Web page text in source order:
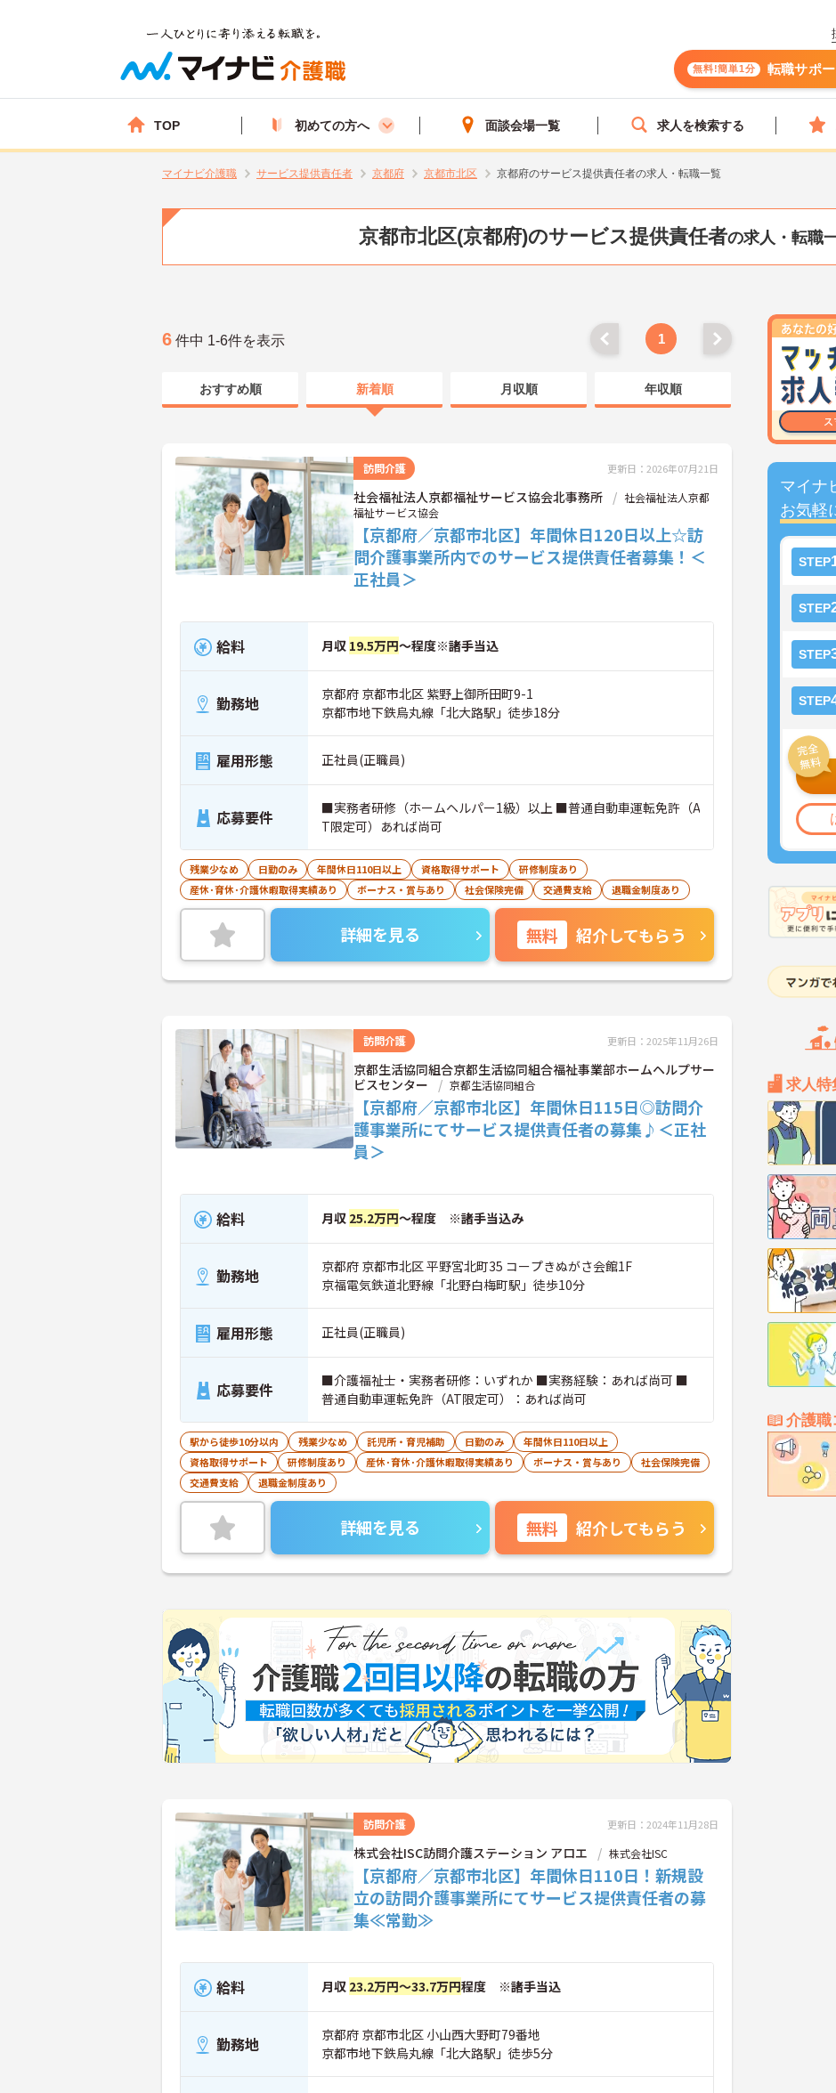
無料!簡単1分 転職サポ
TOP 初めての方へ 面談会場一覧 求人を検索する
マイナビ介護職 サービス提供責任者 京都府 京都市北区 京都府のサービス提供責任者の求人・転職一覧
京都市北区(京都府)のサービス提供責任者の求人・転職
マイナ
お気軽
STEP
STEP
STEP
STEP
求人特
介護職
6 件中 1-6件を表示 1
おすすめ順 新着順 月収順 年収順
訪問介護 更新日：2026年07月21日
社会福祉法人京都福祉サービス協会北事務所
社会福祉法人京都
福祉サービス協会
【京都府／京都市北区】年間休日120日以上☆訪
問介護事業所内でのサービス提供責任者募集！＜
正社員＞
給料 月収 19.5万円～程度※諸手当込
勤務地
京都府 京都市北区 紫野上御所田町9-1
京都市地下鉄烏丸線「北大路駅」徒歩18分
雇用形態 正社員(正職員)
応募要件
■実務者研修（ホームヘルパー1級）以上 ■普通自動車運転免許（A
T限定可）あれば尚可
残業少なめ 日勤のみ 年間休日110日以上 資格取得サポート
研修制度あり
産休･育休･介護休暇取得実績あり
ボーナス・賞与あり 社会保険完備 交通費支給 退職金制度あり
詳細を見る 無料 紹介してもらう
訪問介護 更新日：2025年11月26日
京都生活協同組合京都生活協同組合福祉事業部ホームヘルプサー
ビスセンター
京都生活協同組合
【京都府／京都市北区】年間休日115日◎訪問介
護事業所にてサービス提供責任者の募集♪＜正社
員＞
給料 月収 25.2万円～程度 ※諸手当込み
勤務地
京都府 京都市北区 平野宮北町35 コープきぬがさ会館1F
京福電気鉄道北野線「北野白梅町駅」徒歩10分
雇用形態 正社員(正職員)
応募要件
■介護福祉士・実務者研修：いずれか ■実務経験：あれば尚可 ■
普通自動車運転免許（AT限定可）：あれば尚可
駅から徒歩10分以内 残業少なめ 託児所・育児補助 日勤のみ
年間休日110日以上
資格取得サポート
研修制度あり 産休･育休･介護休暇取得実績あり ボーナス・賞与あり
社会保険完備
交通費支給
退職金制度あり
詳細を見る 無料 紹介してもらう
訪問介護 更新日：2024年11月28日
株式会社ISC訪問介護ステーション アロエ 株式会社ISC
【京都府／京都市北区】年間休日110日！新規設
立の訪問介護事業所にてサービス提供責任者の募
集≪常勤≫
給料 月収 23.2万円～33.7万円程度 ※諸手当込
勤務地
京都府 京都市北区 小山西大野町79番地
京都市地下鉄烏丸線「北大路駅」徒歩5分